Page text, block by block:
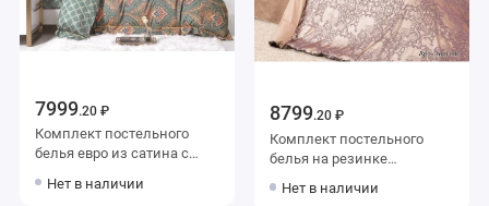
7999.20 ₽
Комплект постельного
белья евро из сатина с
с наволочками 70х70 2 шт
Нет в наличии
8799.20 ₽
Комплект постельного
белья на резинке
жаккард с наволочками
Нет в наличии